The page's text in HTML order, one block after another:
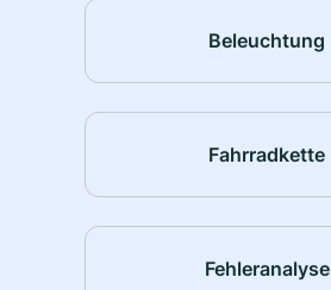
Beleuchtung
Fahrradkette
Fehleranalyse